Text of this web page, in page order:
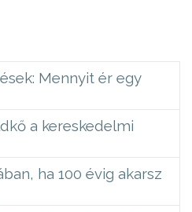
Mennyit ér egy
a kereskedelmi
ha 100 évig akarsz